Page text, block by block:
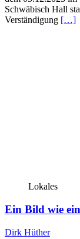
Schwäbisch Hall
Verständigung […]
Lokales
Ein Bild wie
Dirk Hüther